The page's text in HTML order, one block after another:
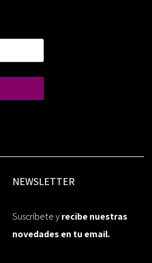
NEWSLETTER
Suscríbete yrecibe nuestras
novedades en tu email.